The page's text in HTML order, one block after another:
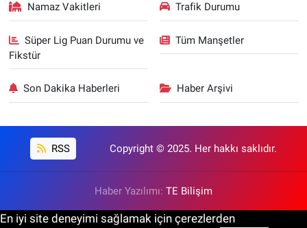
Namaz Vakitleri Trafik Durumu
Süper Lig Puan Durumu ve
Fikstür
Tüm Manşetler
Son Dakika Haberleri Haber Arşivi
RSS Copyright © 2025. Her hakkı saklıdır.
Haber Yazılımı: TE Bilişim
En iyi site deneyimi sağlamak için çerezlerden